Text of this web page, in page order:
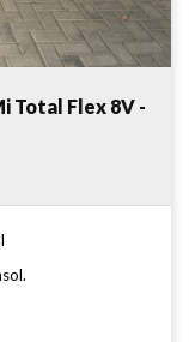
Total Flex 8V -